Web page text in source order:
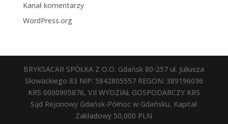
Kanał komentarzy
WordPress.org
BRYKSACAR SPÓŁKA Z O.O. Gdańsk 80-257 ul. Juliusza
Słowackiego 83 NIP: 5842805557 REGON: 389196036
KRS 0000905876, VII WYDZIAŁ GOSPODARCZY KRS
Sąd Rejonowy Gdańsk-Północ w Gdańsku, Kapitał
Zakładowy 50,000 PLN